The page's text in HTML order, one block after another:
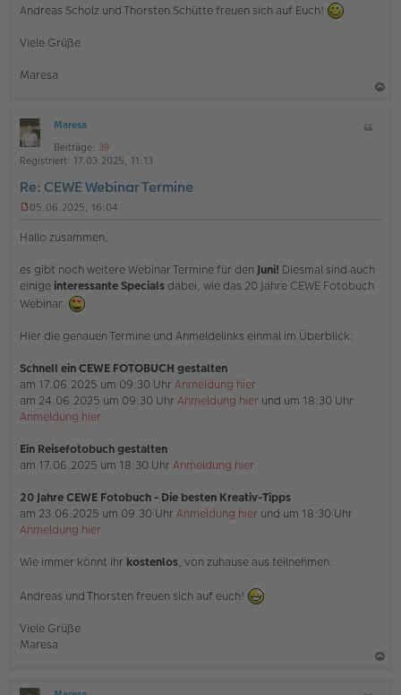
Andreas Scholz und Thorsten Schütte freuen sich auf Euch!
Viele Grüße
Maresa
ff
l
n
e
Maresa
Beiträge: 39
Registriert: 17.03.2025, 11:13
Re: CEWE Webinar Termine
g
l
e
e
e
B
i
t
r
g
05.06.2025, 16:04
Hallo zusammen,
es gibt noch weitere Webinar Termine für den Juni! Diesmal sind auch
einige interessante Specials dabei, wie das 20 Jahre CEWE Fotobuch
Webinar.
Hier die genauen Termine und Anmeldelinks einmal im Überblick:
Schnell ein CEWE FOTOBUCH gestalten
am 17.06.2025 um 09:30 Uhr Anmeldung hier
am 24.06.2025 um 09:30 Uhr Anmeldung hier und um 18:30 Uhr
Anmeldung hier
Ein Reisefotobuch gestalten
am 17.06.2025 um 18:30 Uhr Anmeldung hier
20 Jahre CEWE Fotobuch - Die besten Kreativ-Tipps
am 23.06.2025 um 09.30 Uhr Anmeldung hier und um 18:30 Uhr
Anmeldung hier
Wie immer könnt ihr kostenlos, von zuhause aus teilnehmen.
Andreas und Thorsten freuen sich auf euch!
Viele Grüße
Maresa